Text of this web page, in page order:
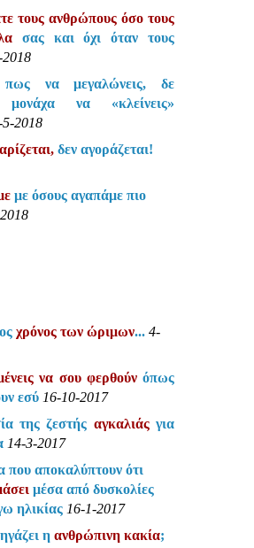
τους ανθρώπους όσο τους
σας και όχι όταν τους
να μεγαλώνεις, δε
μονάχα να «κλείνεις»
5-2018
δεν αγοράζεται!
με όσους αγαπάμε πιο
χρόνος των ώριμων... 4-
να σου φερθούν όπως
εσύ 16-10-2017
της ζεστής αγκαλιάςγια
14-3-2017
που αποκαλύπτουν ότι
μέσα από δυσκολίες
ηλικίας 16-1-2017
η ανθρώπινη κακία;